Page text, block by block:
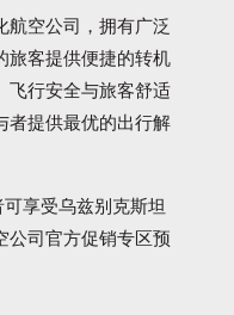
航空公司，拥有广泛
旅客提供便捷的转机
飞行安全与旅客舒适
者提供最优的出行解
享受乌兹别克斯坦
公司官方促销专区预